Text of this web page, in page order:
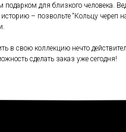
для близкого человека.
– позвольте “Кольцу череп
в свою коллекцию нечто
сделать заказ уже сегодня!